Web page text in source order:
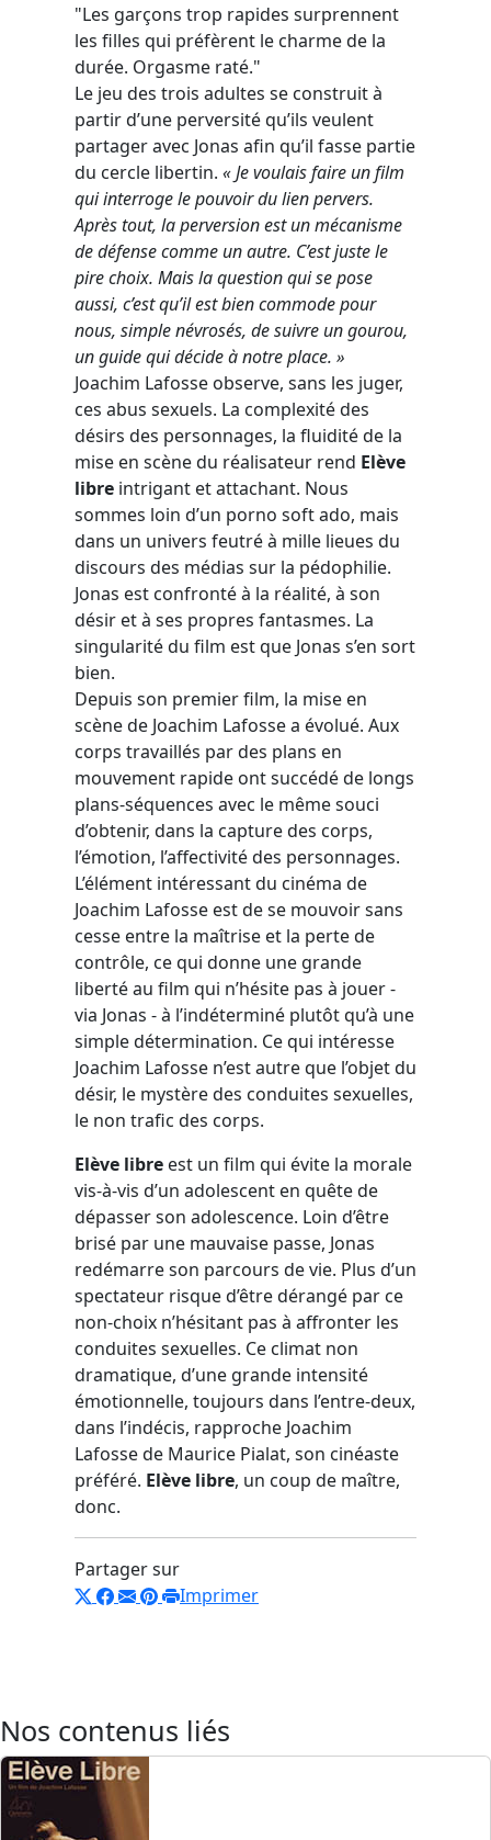
"Les garçons trop rapides surprennent
les filles qui préfèrent le charme de la
durée. Orgasme raté."
Le jeu des trois adultes se construit à
partir d’une perversité qu’ils veulent
partager avec Jonas afin qu’il fasse partie
du cercle libertin. « Je voulais faire un film
qui interroge le pouvoir du lien pervers.
Après tout, la perversion est un mécanisme
de défense comme un autre. C’est juste le
pire choix. Mais la question qui se pose
aussi, c’est qu’il est bien commode pour
nous, simple névrosés, de suivre un gourou,
un guide qui décide à notre place. »
Joachim Lafosse observe, sans les juger,
ces abus sexuels. La complexité des
désirs des personnages, la fluidité de la
mise en scène du réalisateur rend Elève
libre intrigant et attachant. Nous
sommes loin d’un porno soft ado, mais
dans un univers feutré à mille lieues du
discours des médias sur la pédophilie.
Jonas est confronté à la réalité, à son
désir et à ses propres fantasmes. La
singularité du film est que Jonas s’en sort
bien.
Depuis son premier film, la mise en
scène de Joachim Lafosse a évolué. Aux
corps travaillés par des plans en
mouvement rapide ont succédé de longs
plans-séquences avec le même souci
d’obtenir, dans la capture des corps,
l’émotion, l’affectivité des personnages.
L’élément intéressant du cinéma de
Joachim Lafosse est de se mouvoir sans
cesse entre la maîtrise et la perte de
contrôle, ce qui donne une grande
liberté au film qui n’hésite pas à jouer -
via Jonas - à l’indéterminé plutôt qu’à une
simple détermination. Ce qui intéresse
Joachim Lafosse n’est autre que l’objet du
désir, le mystère des conduites sexuelles,
le non trafic des corps.
Elève libre est un film qui évite la morale
vis-à-vis d’un adolescent en quête de
dépasser son adolescence. Loin d’être
brisé par une mauvaise passe, Jonas
redémarre son parcours de vie. Plus d’un
spectateur risque d’être dérangé par ce
non-choix n’hésitant pas à affronter les
conduites sexuelles. Ce climat non
dramatique, d’une grande intensité
émotionnelle, toujours dans l’entre-deux,
dans l’indécis, rapproche Joachim
Lafosse de Maurice Pialat, son cinéaste
préféré. Elève libre, un coup de maître,
donc.
Partager sur
Imprimer
Nos contenus liés